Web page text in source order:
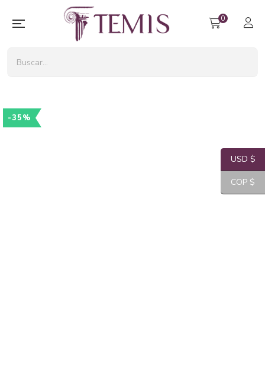
0
-35%
USD $
COP $